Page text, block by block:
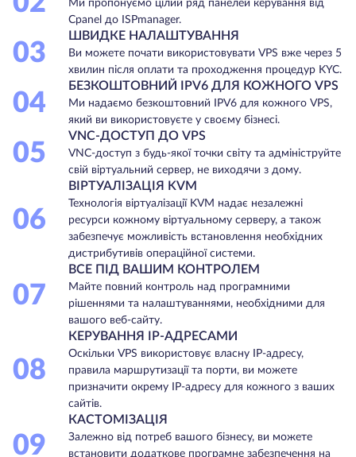
Ми пропонуємо цілий ряд панелей керування від
Cpanel до ISPmanager.
03
ШВИДКЕ НАЛАШТУВАННЯ
Ви можете почати використовувати VPS вже через 5
хвилин після оплати та проходження процедур KYC.
04
БЕЗКОШТОВНИЙ IPV6 ДЛЯ КОЖНОГО VPS
Ми надаємо безкоштовний IPV6 для кожного VPS,
який ви використовуєте у своєму бізнесі.
05
VNC-ДОСТУП ДО VPS
VNC-доступ з будь-якої точки світу та адмініструйте
свій віртуальний сервер, не виходячи з дому.
06
ВІРТУАЛІЗАЦІЯ KVM
Технологія віртуалізації KVM надає незалежні
ресурси кожному віртуальному серверу, а також
забезпечує можливість встановлення необхідних
дистрибутивів операційної системи.
07
ВСЕ ПІД ВАШИМ КОНТРОЛЕМ
Майте повний контроль над програмними
рішеннями та налаштуваннями, необхідними для
вашого веб-сайту.
08
КЕРУВАННЯ IP-АДРЕСАМИ
Оскільки VPS використовує власну IP-адресу,
правила маршрутизації та порти, ви можете
призначити окрему IP-адресу для кожного з ваших
сайтів.
09
КАСТОМІЗАЦІЯ
Залежно від потреб вашого бізнесу, ви можете
встановити додаткове програмне забезпечення на